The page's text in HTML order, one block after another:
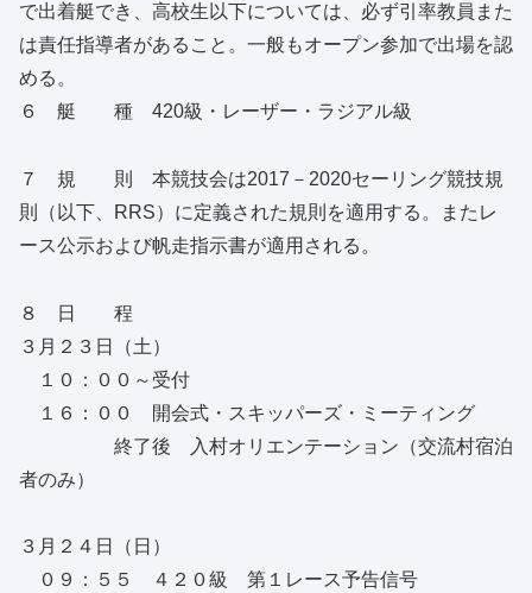
で出着艇でき、高校生以下については、必ず引率教員また
は責任指導者があること。一般もオープン参加で出場を認
める。
６ 艇 種 420級・レーザー・ラジアル級
７ 規 則 本競技会は2017－2020セーリング競技規
則（以下、RRS）に定義された規則を適用する。またレ
ース公示および帆走指示書が適用される。
８ 日 程
３月２３日（土）
１０：００～受付
１６：００ 開会式・スキッパーズ・ミーティング
終了後 入村オリエンテーション（交流村宿泊
者のみ）
３月２４日（日）
０９：５５ ４２０級 第１レース予告信号